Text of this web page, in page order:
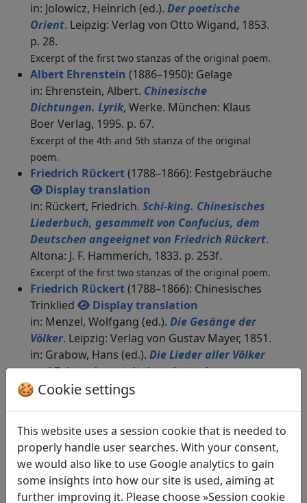
in: Jolowicz, Heinrich (ed.). Der poetische
Orient. Leipzig: Verlag von Otto Wigand, 1853.
p. 28.
Excerpt of the first two stanzas of the original poem.
Albert Ehrenstein (1886–1950): Gelage
in: Ehrenstein, Albert. Chinesische
Dichtungen. Lyrik, Werke. München: Klaus
Boer Verlag, 1995. p. 67.
Excerpt of the 4th and 5th stanza of the original
poem.
Friedrich Rückert(1788–1866): Festgebräuche
Display translation
in: Rückert, Friedrich. Schi-king. Chinesisches
Liederbuch, gesammelt von Confucius, dem
Deutschen angeeignet von Friedrich Rückert.
Altona: J. F. Hammerich, 1833. p. 253f.
Excerpt of the first two stanzas of the original poem.
Friedrich Rückert(1788–1866): Chinesisches
Trinklied
Display translation
in: Menzel, Wolfgang (ed.). Die Gesänge der
Völker. Leipzig: Verlag von Gustav Mayer, 1851.
in: Grabow, Hans (ed.). Die Lieder aller Völker
und Zeiten, in metrischen deutschen
Uebersetzungen und sorgfältiger Auswahl
Display translation
in: Rückert, Friedrich.Schi-king. Chinesisches
Liederbuch, gesammelt von Confucius, dem
Deutschen angeeignet von Friedrich Rückert.
🍪 Cookie settings
This website uses a session cookie that is needed to
properly handle user searches. With your consent,
we would also like to use Google analytics to gain
some insights into how our site is used, aiming at
further improving it. Please choose »Session cookie